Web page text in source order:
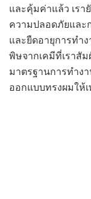
และคุ้มค่าแล้ว เรา
ความปลอดภัยและ
และยืดอายุการทำ
พิษจากเคมีที่เราสัม
มาตรฐานการทำง
ออกแบบทรงผมให้